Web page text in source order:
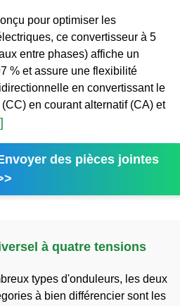
pour optimiser les
ce convertisseur à 5
entre phases) affiche un
% et assure une flexibilité
en convertissant le
en courant alternatif (CA) et
des pièces jointes
à quatre tensions
types d'onduleurs, les deux
à bien différencier sont les